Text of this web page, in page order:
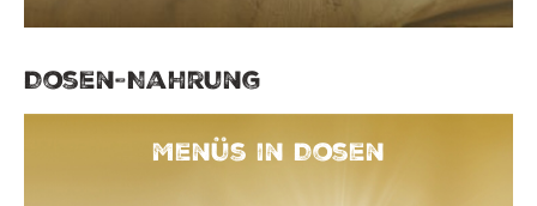
Dosen-Nahrung
Menüs in Dosen